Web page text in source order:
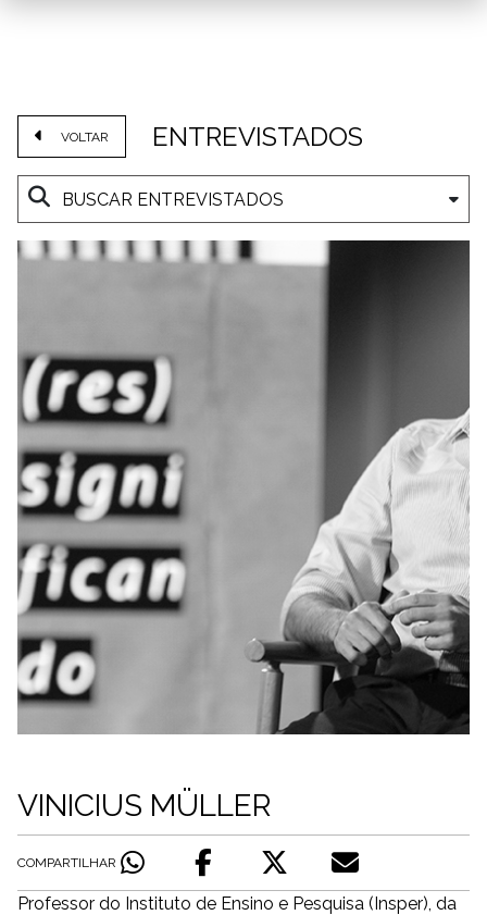
VOLTAR ENTREVISTADOS
VINICIUS MÜLLER
COMPARTILHAR
Professor do Instituto de Ensino e Pesquisa (Insper), da